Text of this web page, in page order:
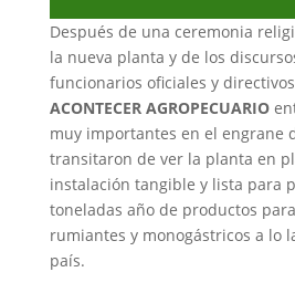
Después de una ceremonia
la nueva planta y de los
funcionarios oficiales y
ACONTECER AGROPECUARIO
muy importantes en el engrane
transitaron de ver la planta en
instalación tangible y lista para
toneladas año de productos
rumiantes y monogástricos a lo
país.